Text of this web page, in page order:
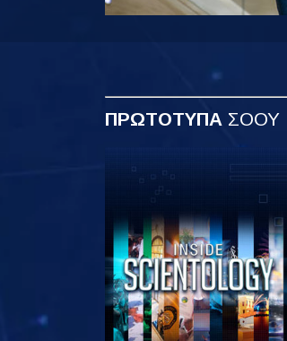
ΠΡΩΤΟΤΥΠΑ ΣΟΟΥ